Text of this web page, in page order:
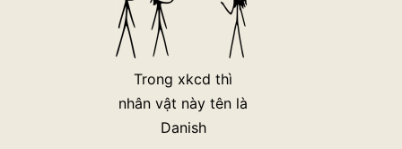
Trong xkcd thì
nhân vật này tên là
Danish